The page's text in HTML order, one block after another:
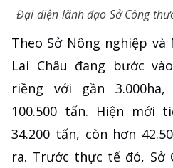
Đại diện lãnh đạo Sở Công
Theo Sở Nông nghiệp
Lai Châu đang bước
riềng với gần
100.500 tấn. Hiện mới
34.200 tấn, còn hơn
ra. Trước thực tế đó, Sở